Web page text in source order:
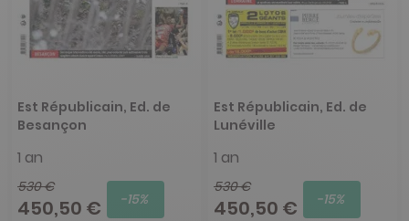
Est Républicain, Ed. de
Besançon
1 an
530 €
450,50 € -15%
Est Républicain, Ed. de
Lunéville
1 an
530 €
450,50 € -15%